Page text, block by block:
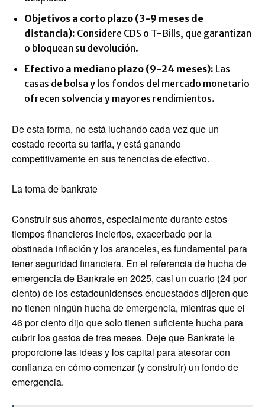
Objetivos a corto plazo (3-9 meses de
distancia): Considere CDS o T-Bills, que garantizan
o bloquean su devolución.
Efectivo a mediano plazo (9-24 meses): Las
casas de bolsa y los fondos del mercado monetario
ofrecen solvencia y mayores rendimientos.
De esta forma, no está luchando cada vez que un
costado recorta su tarifa, y está ganando
competitivamente en sus tenencias de efectivo.
La toma de bankrate
Construir sus ahorros, especialmente durante estos
tiempos financieros inciertos, exacerbado por la
obstinada inflación y los aranceles, es fundamental para
tener seguridad financiera. En el referencia de hucha de
emergencia de Bankrate en 2025, casi un cuarto (24 por
ciento) de los estadounidenses encuestados dijeron que
no tienen ningún hucha de emergencia, mientras que el
46 por ciento dijo que solo tienen suficiente hucha para
cubrir los gastos de tres meses. Deje que Bankrate le
proporcione las ideas y los capital para atesorar con
confianza en cómo comenzar (y construir) un fondo de
emergencia.